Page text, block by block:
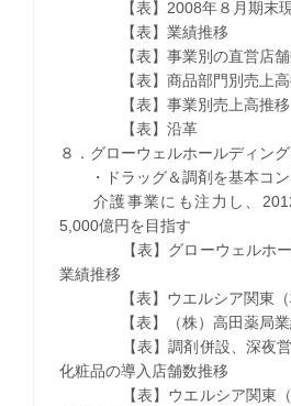
【表】2008年８月期末現
【表】業績推移
【表】事業別の直営店舗
【表】商品部門別売上高
【表】事業別売上高推移
【表】沿革
８．グローウェルホールディング
・ドラッグ＆調剤を基本コン
介護事業にも注力し、
5,000億円を目指す
【表】グローウェルホール
業績推移
【表】ウエルシア関東（
【表】（株）高田薬局業
【表】調剤併設、深夜営
化粧品の導入店舗数推移
【表】ウエルシア関東（